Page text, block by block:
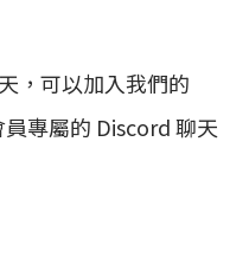
，可以加入我們的
員專屬的 Discord 聊天